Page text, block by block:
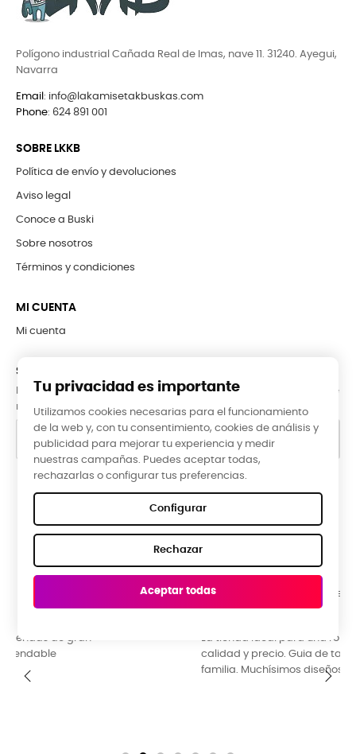
Polígono industrial Cañada Real de Imas, nave 11. 31240. Ayegui,
Navarra
Email : info@lakamisetakbuskas.com
Phone: 624 891 001
SOBRE LKKB
Política de envío y devoluciones
Aviso legal
Conoce a Buski
Sobre nosotros
Términos y condiciones
MI CUENTA
Mi cuenta
SUBCRÍBETE A LA NEWSLETTER
Puede darse de baja en cualquier momento. Para ello, consulte
nuestra información de contacto en el aviso legal.
Google Reviews
★★★★★
Raquel Campos, hace 3 meses
La tienda ideal para una ropa diferente y original. Buena
calidad y precio. Guia de tallas perfecta. Ideal para toda la
familia. Muchísimos diseños y colores para escoger.
Tu privacidad es importante
Utilizamos cookies necesarias para el funcionamiento
de la web y, con tu consentimiento, cookies de análisis y
publicidad para mejorar tu experiencia y medir
nuestras campañas. Puedes aceptar todas,
rechazarlas o configurar tus preferencias.
Configurar
Rechazar
Aceptar todas